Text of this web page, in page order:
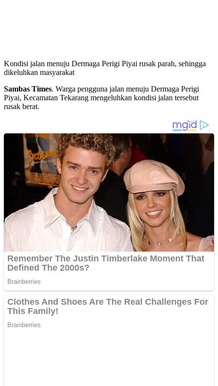
Kondisi jalan menuju Dermaga Perigi Piyai rusak parah, sehingga
dikeluhkan masyarakat
Sambas Times. Warga pengguna jalan menuju Dermaga Perigi
Piyai, Kecamatan Tekarang mengeluhkan kondisi jalan tersebut
rusak berat.